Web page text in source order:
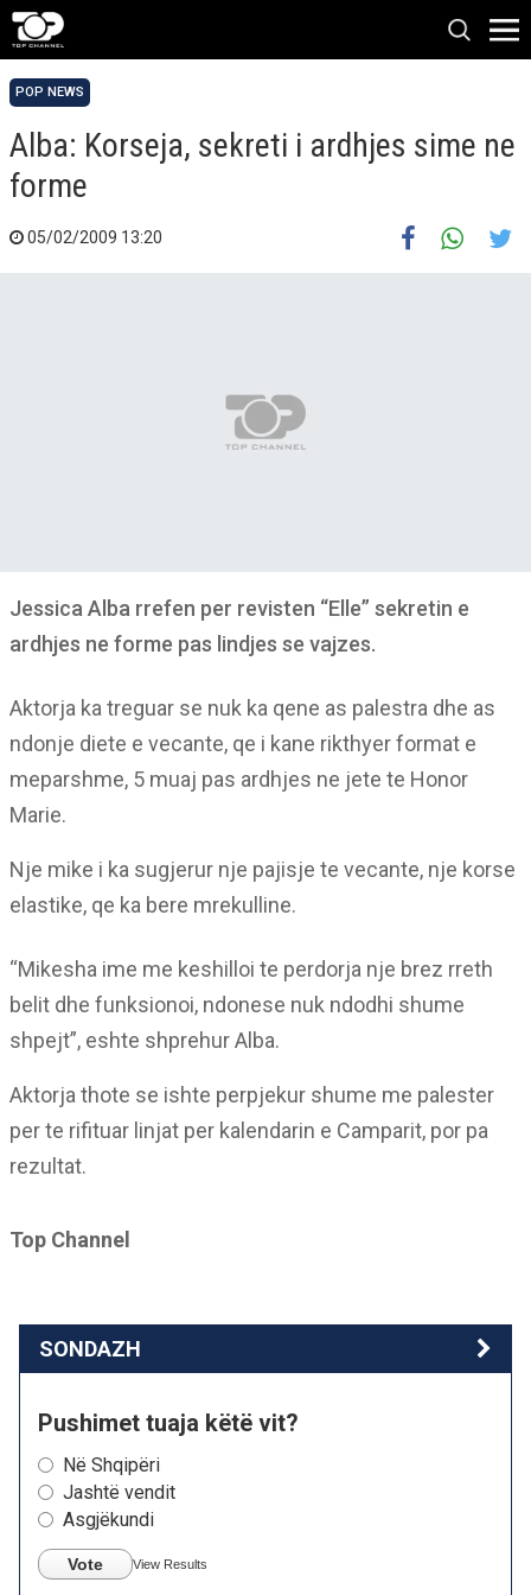
POP NEWS
Alba: Korseja, sekreti i ardhjes sime ne
forme
05/02/2009 13:20
Jessica Alba rrefen per revisten “Elle” sekretin e
ardhjes ne forme pas lindjes se vajzes.
Aktorja ka treguar se nuk ka qene as palestra dhe as
ndonje diete e vecante, qe i kane rikthyer format e
meparshme, 5 muaj pas ardhjes ne jete te Honor
Marie.
Nje mike i ka sugjerur nje pajisje te vecante, nje korse
elastike, qe ka bere mrekulline.
“Mikesha ime me keshilloi te perdorja nje brez rreth
belit dhe funksionoi, ndonese nuk ndodhi shume
shpejt”, eshte shprehur Alba.
Aktorja thote se ishte perpjekur shume me palester
per te rifituar linjat per kalendarin e Camparit, por pa
rezultat.
Top Channel
SONDAZH
Pushimet tuaja këtë vit?
Në Shqipëri
Jashtë vendit
Asgjëkundi
Vote View Results